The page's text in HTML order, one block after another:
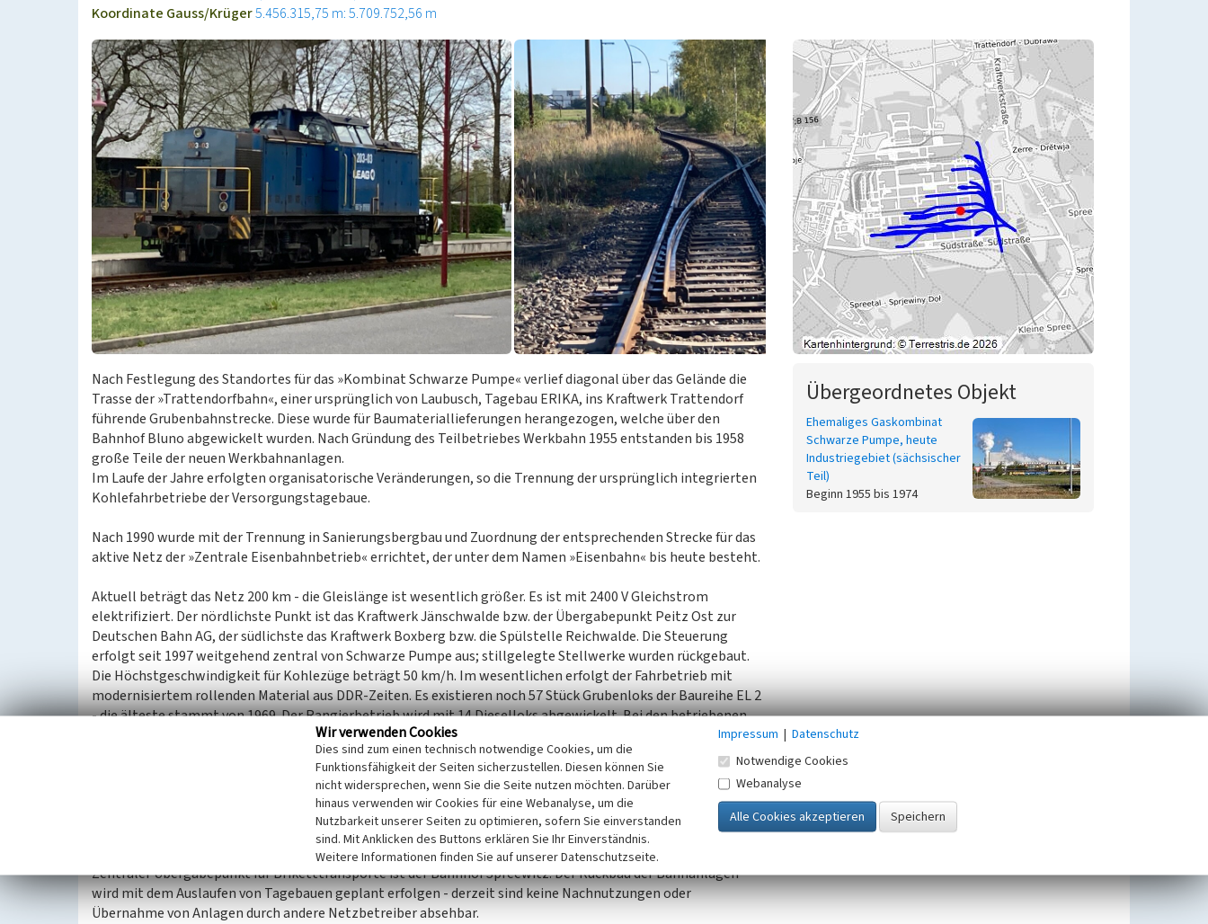
Koordinate Gauss/Krüger5.456.315,75 m: 5.709.752,56 m
Nach Festlegung des Standortes für das »Kombinat Schwarze Pumpe« verlief diagonal über das Gelände die
Trasse der »Trattendorfbahn«, einer ursprünglich von Laubusch, Tagebau ERIKA, ins Kraftwerk Trattendorf
führende Grubenbahnstrecke. Diese wurde für Baumateriallieferungen herangezogen, welche über den
Bahnhof Bluno abgewickelt wurden. Nach Gründung des Teilbetriebes Werkbahn 1955 entstanden bis 1958
große Teile der neuen Werkbahnanlagen.
Im Laufe der Jahre erfolgten organisatorische Veränderungen, so die Trennung der ursprünglich integrierten
Kohlefahrbetriebe der Versorgungstagebaue.
Nach 1990 wurde mit der Trennung in Sanierungsbergbau und Zuordnung der entsprechenden Strecke für das
aktive Netz der »Zentrale Eisenbahnbetrieb« errichtet, der unter dem Namen »Eisenbahn« bis heute besteht.
Aktuell beträgt das Netz 200 km - die Gleislänge ist wesentlich größer. Es ist mit 2400 V Gleichstrom
elektrifiziert. Der nördlichste Punkt ist das Kraftwerk Jänschwalde bzw. der Übergabepunkt Peitz Ost zur
Deutschen Bahn AG, der südlichste das Kraftwerk Boxberg bzw. die Spülstelle Reichwalde. Die Steuerung
erfolgt seit 1997 weitgehend zentral von Schwarze Pumpe aus; stillgelegte Stellwerke wurden rückgebaut.
Die Höchstgeschwindigkeit für Kohlezüge beträgt 50 km/h. Im wesentlichen erfolgt der Fahrbetrieb mit
modernisiertem rollenden Material aus DDR-Zeiten. Es existieren noch 57 Stück Grubenloks der Baureihe EL 2
- die älteste stammt von 1969. Der Rangierbetrieb wird mit 14 Dieselloks abgewickelt. Bei den betriebenen
etwa 450 Kohlewagen handelt es sich um Sattelbodenentlader des Typs FAL84, der in der Grundform ebenfalls
bereits seit den 1970er Jahren eingesetzt wird. Für Abraumtransporte etc. stehen noch eine große Anzahl
Einseitenkastenkipper zur Verfügung, Spezialwaggons für den Transport z. B. von Baggereimern sowie
Flachwagen. Das Netz ist mit einem Fahrwägesystem ausgestattet, welches eine genaue
Beladungsfeststellung während der Fahrt ermöglicht. Als größte Baumaßnahme der jüngsten Vergangenheit
wurde der Bau der neuen Verladung Welzow fertiggestellt.
Zentraler Übergabepunkt für Briketttransporte ist der Bahnhof Spreewitz. Der Rückbau der Bahnanlagen
wird mit dem Auslaufen von Tagebauen geplant erfolgen - derzeit sind keine Nachnutzungen oder
Übernahme von Anlagen durch andere Netzbetreiber absehbar.
Übergeordnetes Objekt
Ehemaliges Gaskombinat
Schwarze Pumpe, heute
Industriegebiet (sächsischer
Teil)
Beginn 1955 bis 1974
Wir verwenden Cookies
Dies sind zum einen technisch notwendige Cookies, um die
Funktionsfähigkeit der Seiten sicherzustellen. Diesen können Sie
nicht widersprechen, wenn Sie die Seite nutzen möchten. Darüber
hinaus verwenden wir Cookies für eine Webanalyse, um die
Nutzbarkeit unserer Seiten zu optimieren, sofern Sie einverstanden
sind. Mit Anklicken des Buttons erklären Sie Ihr Einverständnis.
Weitere Informationen finden Sie auf unserer Datenschutzseite.
Impressum | Datenschutz
Notwendige Cookies
Webanalyse